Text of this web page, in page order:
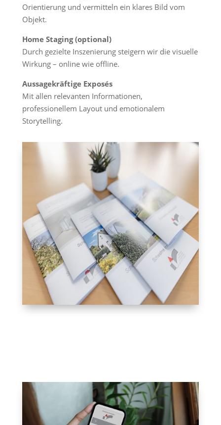
Orientierung und vermitteln ein klares Bild vom
Objekt.
Home Staging (optional)
Durch gezielte Inszenierung steigern wir die visuelle
Wirkung – online wie offline.
Aussagekräftige Exposés
Mit allen relevanten Informationen,
professionellem Layout und emotionalem
Storytelling.